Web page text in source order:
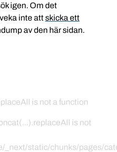
igen. Om det
inte attskicka ett
av den här sidan.
is not a function
is not
_next/static/chunks/pages/